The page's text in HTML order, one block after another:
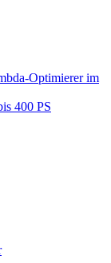
Optimierer im
400 PS